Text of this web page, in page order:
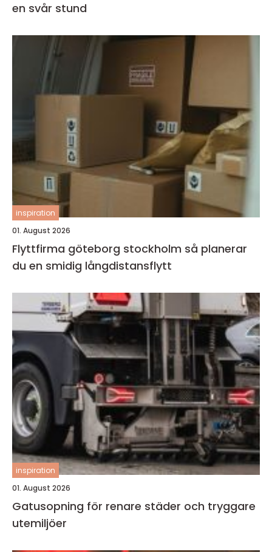
en svår stund
inspiration
01. August 2026
Flyttfirma göteborg stockholm så planerar
du en smidig långdistansflytt
inspiration
01. August 2026
Gatusopning för renare städer och tryggare
utemiljöer